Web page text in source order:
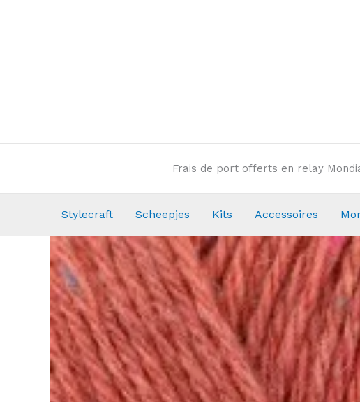
Frais de port offerts en relay
Stylecraft Scheepjes Kits Accessoires